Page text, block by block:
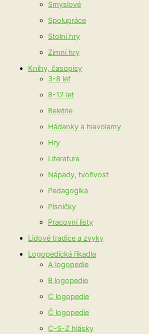
Smyslové
Spolupráce
Stolní hry
Zimní hry
Knihy, časopisy
3-8 let
8-12 let
Beletrie
Hádanky a hlavolamy
Hry
Literatura
Nápady, tvořivost
Pedagogika
Písničky
Pracovní listy
Lidové tradice a zvyky
Logopedická říkadla
A logopedie
B logopedie
C logopedie
Č logopedie
C-S-Z hlásky